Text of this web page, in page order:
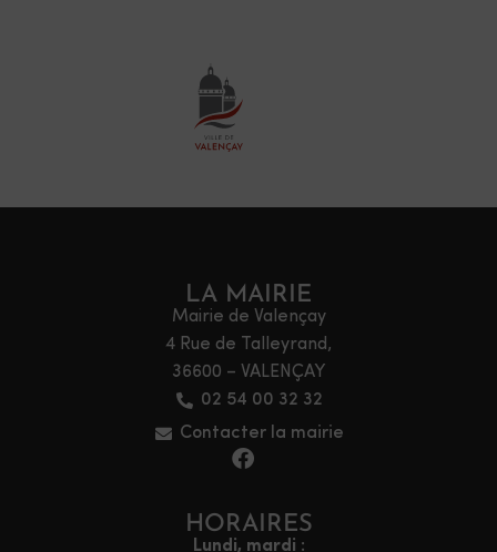
LA MAIRIE
Mairie de Valençay
4 Rue de Talleyrand,
36600 – VALENÇAY
02 54 00 32 32
Contacter la mairie
HORAIRES
Lundi, mardi :